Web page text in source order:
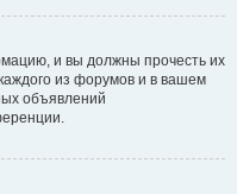
и вы должны прочесть их
из форумов и в вашем
объявлений